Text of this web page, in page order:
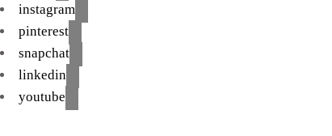
instagram
pinterest
snapchat
linkedin
youtube